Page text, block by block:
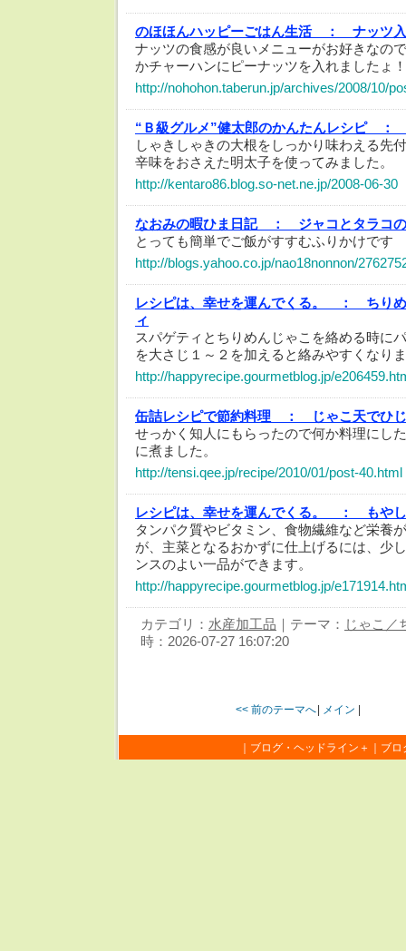
のほほんハッピーごはん生活 ：
ナッツ
ナッツの食感が良いメニューがお好きなの
かチャーハンにピーナッツを入れましたょ
http://nohohon.taberun.jp/archives/2008/10/
“Ｂ級グルメ”健太郎のかんたんレシピ ：
しゃきしゃきの大根をしっかり味わえる先
辛味をおさえた明太子を使ってみました。
http://kentaro86.blog.so-net.ne.jp/2008-06-30
なおみの暇ひま日記 ：
ジャコとタラコ
とっても簡単でご飯がすすむふりかけです
http://blogs.yahoo.co.jp/nao18nonnon/
レシピは、幸せを運んでくる。 ：
ちり
ィ
スパゲティとちりめんじゃこを絡める時に
を大さじ１～２を加えると絡みやすくなり
http://happyrecipe.gourmetblog.jp/
缶詰レシピで節約料理 ：
じゃこ天でひ
せっかく知人にもらったので何か料理にし
に煮ました。
http://tensi.qee.jp/recipe/2010/01/post-40.html
レシピは、幸せを運んでくる。 ：
もや
タンパク質やビタミン、食物繊維など栄養
が、主菜となるおかずに仕上げるには、少
ンスのよい一品ができます。
http://happyrecipe.gourmetblog.jp/
カテゴリ： 水産加工品 ｜テーマ： じゃこ／
時：2026-07-27 16:07:20
<< 前のテーマへ メイン
ブログ・ヘッドライン＋ ブロ